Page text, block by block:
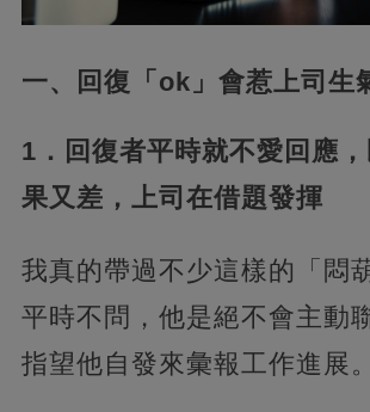
一、回復「ok」會惹上司生
1．回復者平時就不愛回應
果又差，上司在借題發揮
我真的帶過不少這樣的「悶
平時不問，他是絕不會主動
指望他自發來彙報工作進展。